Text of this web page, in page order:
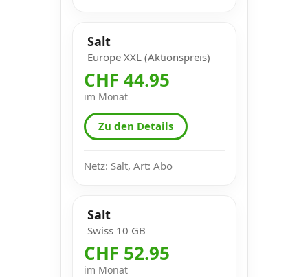
Salt
Europe XXL (Aktionspreis)
CHF 44.95
im Monat
Zu den Details
Netz: Salt, Art: Abo
Salt
Swiss 10 GB
CHF 52.95
im Monat